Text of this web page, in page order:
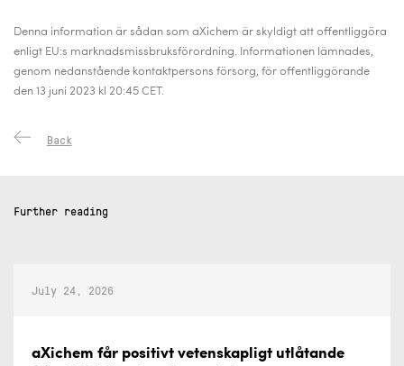
Denna information är sådan som aXichem är skyldigt att offentliggöra
enligt EU:s marknadsmissbruksförordning. Informationen lämnades,
genom nedanstående kontaktpersons försorg, för offentliggörande
den 13 juni 2023 kl 20:45 CET.
Back
Further reading
July 24, 2026
aXichem får positivt vetenskapligt utlåtande